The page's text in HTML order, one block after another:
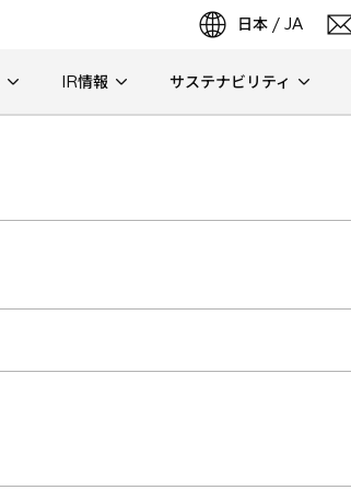
日本 / JA
検索
IR情報 サステナビリティ